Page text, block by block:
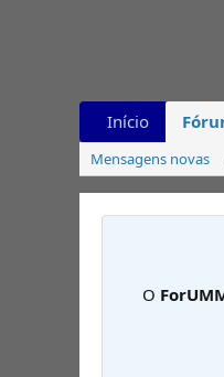
Início
Mensagens novas
O